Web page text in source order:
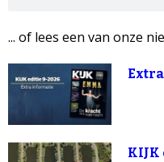
... of lees een van onze
KIJK